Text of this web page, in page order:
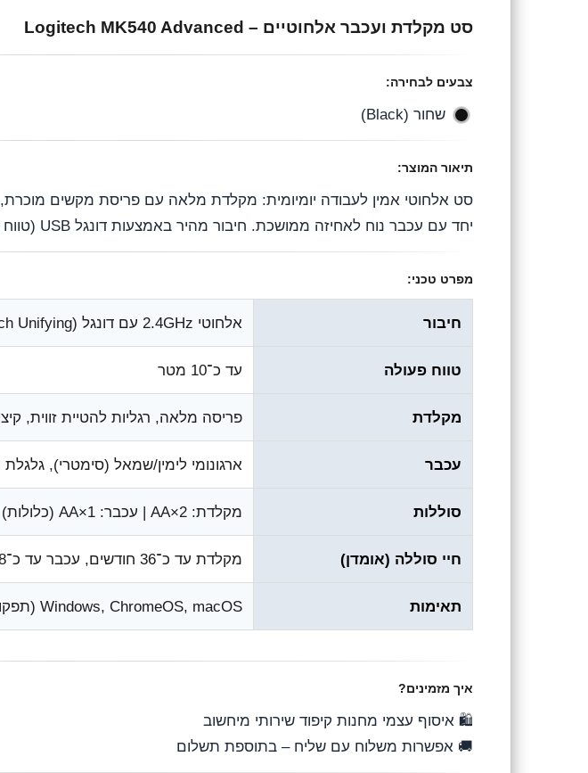
a
m
סט מקלדת ועכבר אלחוטיים – Logitech MK540 Advanced
צבעים לבחירה:
שחור (Black)
תיאור המוצר:
סט אלחוטי אמין לעבודה יומיומית: מקלדת מלאה עם פריסת מקשים מוכרת,
יחד עם עכבר נוח לאחיזה ממושכת. חיבור מהיר באמצעות דונגל ‎USB‎ (טווח עד כ־10 מ’).
מפרט טכני:
חיבור אלחוטי ‎2.4GHz‎ עם דונגל ‎USB‎ (Logitech Unifying)
טווח פעולה עד כ־10 מטר
מקלדת פריסה מלאה, רגליות להטיית זווית,
עכבר ארגונומי לימין/שמאל (סימטרי),
סוללות מקלדת: 2×AA | עכבר: 1×AA (כלולות)
חיי סוללה (אומדן) מקלדת עד כ־36 חודשים, עכבר עד כ־18 חודשים
תאימות Windows, ChromeOS, macOS (תפקוד מקשים לפי מערכת)
איך מזמינים?
🛍️ איסוף עצמי מחנות קיפוד שירותי מיחשוב
🚚 אפשרות משלוח עם שליח – בתוספת תשלום